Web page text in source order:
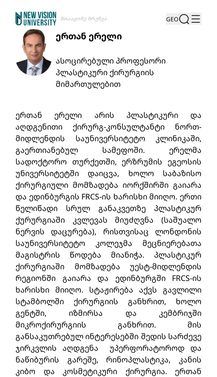
Შთააგონე Ზრუნვა GEO
ერთან ერელი
ასოცირებული პროფესორი
პლასტიკური ქირურგიის
მიმართულებით
ერთან ერელი არის პლასტიკური და
აღდგენითი ქირურგ-კონსულტანტი ნორთ-
მიდლენდის საუნივერსიტეტო კლინიკაში,
გაერთიანებულ სამეფოში. ერელმა
სადოქტორო თურქეთში, ერზრუმის ეგეოსის
უნივერსიტეტში დაიცვა, ხოლო საბაზისო
ქირურგიული მომზადება იორქშირში გაიარა
და ედინბურგის FRCS-ის ხარისხი მიიღო. ერთი
წელიწადი სრულ განაკვეთზე პლასტიკურ
ქურურგიაში კვლევას მიუძღვნა (საშუალო
ნერვის დაცურება), რისთვისაც ლონდონის
საუნივერსიტეტო კოლეჯმა მეცნიერებათა
მაგისტრის წოდება მიანიჭა. პლასტიკურ
ქირურგიაში მომზადება უესტ-მიდლენდის
რეგიონში გაიარა და ედინბურგში FRCS-ის
ხარისხი მიიღო. სტაჟირება აქვს გავლილი
სტამბოლში ქირურგიის განხრით, ხოლო
გენტში, იზმირსა და კემბრიჯში
მიკროქირურგიის განხრით. მის
განსაკუთრებულ ინტერესებში შედის სარძევე
ჯირკვლის აღდგენა უპერფორატოროდ და
ნაწიბურის გარეშე, რინოპლასტიკა, კანის
კიბო და კოსმეტიკური ქირურგია. ერთან